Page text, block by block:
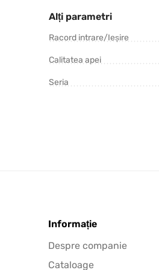
Alți parametri
Racord intrare/Ieșire
Calitatea apei
Seria
Informație
Despre companie
Cataloage